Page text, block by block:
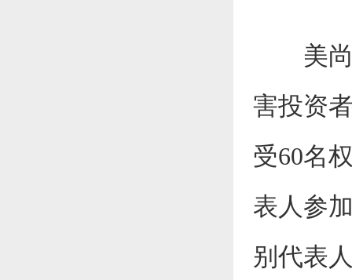
美尚
害投资
受60名
表人参
别代表